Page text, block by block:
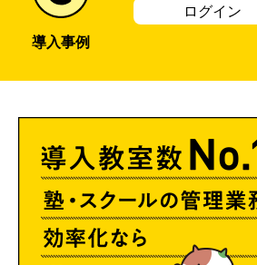
導入事例
ログイン